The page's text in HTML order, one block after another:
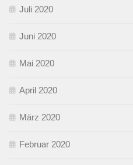
Juli 2020
Juni 2020
Mai 2020
April 2020
März 2020
Februar 2020